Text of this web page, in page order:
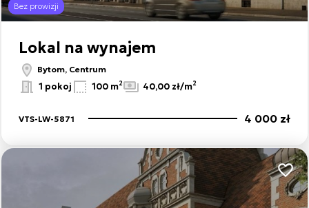
Bez prowizji
Lokal na wynajem
Bytom, Centrum
1 pokoj 100 m2 40,00 zł/m2
VTS-LW-5871 4 000 zł